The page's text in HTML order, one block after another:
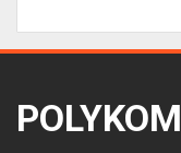
POLYKOM